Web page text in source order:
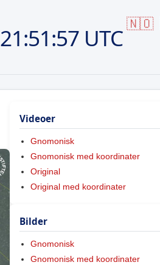
🇳🇴
21:51:57 UTC
Videoer
Gnomonisk
Gnomonisk med koordinater
Original
Original med koordinater
Bilder
Gnomonisk
Gnomonisk med koordinater